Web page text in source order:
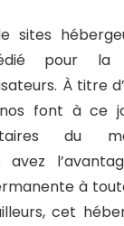
sites
pour la
À titre
font à ce
du
avez
à
cet